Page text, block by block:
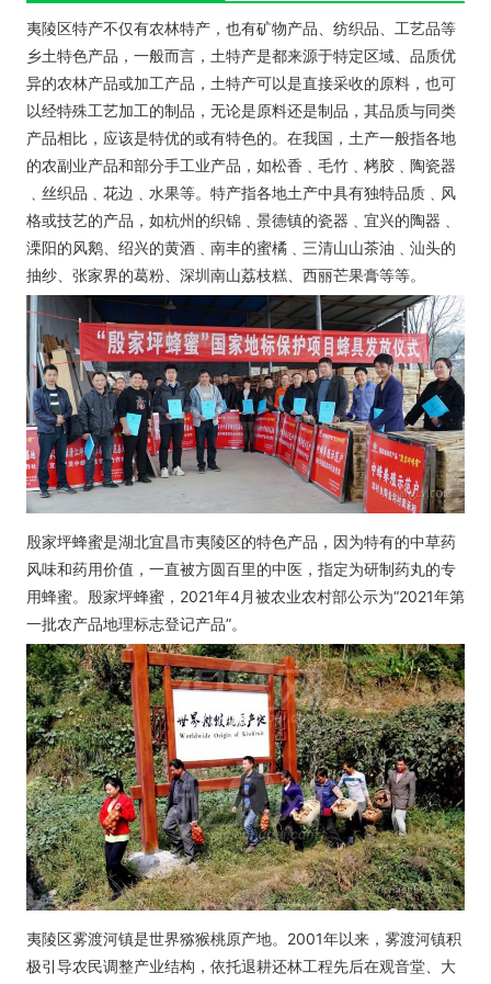
夷陵区特产不仅有农林特产，也有矿物产品、纺织品、工艺品等
乡土特色产品，一般而言，土特产是都来源于特定区域、品质优
异的农林产品或加工产品，土特产可以是直接采收的原料，也可
以经特殊工艺加工的制品，无论是原料还是制品，其品质与同类
产品相比，应该是特优的或有特色的。在我国，土产一般指各地
的农副业产品和部分手工业产品，如松香﹑毛竹﹑栲胶﹑陶瓷器
﹑丝织品﹑花边﹑水果等。特产指各地土产中具有独特品质﹑风
格或技艺的产品，如杭州的织锦﹑景德镇的瓷器﹑宜兴的陶器﹑
溧阳的风鹅、绍兴的黄酒﹑南丰的蜜橘﹑三清山山茶油﹑汕头的
抽纱、张家界的葛粉、深圳南山荔枝糕、西丽芒果膏等等。
殷家坪蜂蜜是湖北宜昌市夷陵区的特色产品，因为特有的中草药
风味和药用价值，一直被方圆百里的中医，指定为研制药丸的专
用蜂蜜。殷家坪蜂蜜，2021年4月被农业农村部公示为“2021年第
一批农产品地理标志登记产品”。
夷陵区雾渡河镇是世界猕猴桃原产地。2001年以来，雾渡河镇积
极引导农民调整产业结构，依托退耕还林工程先后在观音堂、大